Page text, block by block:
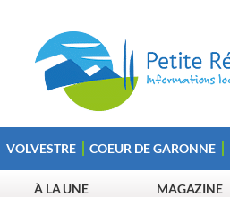
VOLVESTRE COEUR DE GARONNE
À LA UNE MAGAZINE